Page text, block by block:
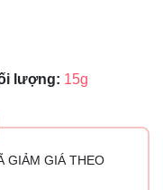
lượng: 15g
GIẢM GIÁ THEO